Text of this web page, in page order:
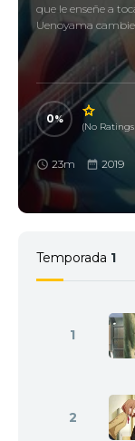
que le enseñe a
Uenoyama
0
(No Ratings
23m 2019
Temporada 1
1
2